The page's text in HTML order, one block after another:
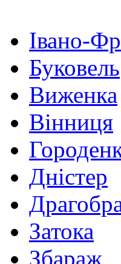
Івано-
Буковель
Виженка
Вінниця
Дністер
Затока
Збараж